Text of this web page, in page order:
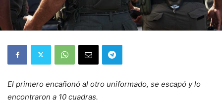
El primero encañonó al otro uniformado, se escapó y lo
encontraron a 10 cuadras.